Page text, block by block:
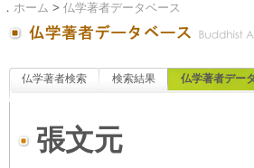
． ホーム > 仏学著者データベース
仏学著者検索 検索結果 仏学著者デー
張文元